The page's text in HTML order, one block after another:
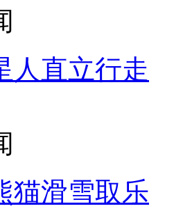
人直立行走
猫滑雪取乐